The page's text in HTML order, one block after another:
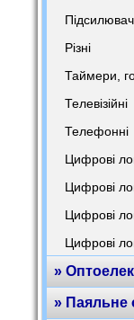
Різні
Таймери,
Телевізійні
Телефонні
Цифрові
Цифрові
Цифрові
Цифрові
»
» Паяльне